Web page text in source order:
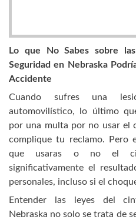
Lo que No Sabes sobre
Seguridad en Nebraska
Accidente
Cuando sufres una
automovilístico, lo último
por una multa por no usar el
complique tu reclamo. Pero
que usaras o no el
significativamente el
personales, incluso si el
Entender las leyes del
Nebraska no solo se trata de